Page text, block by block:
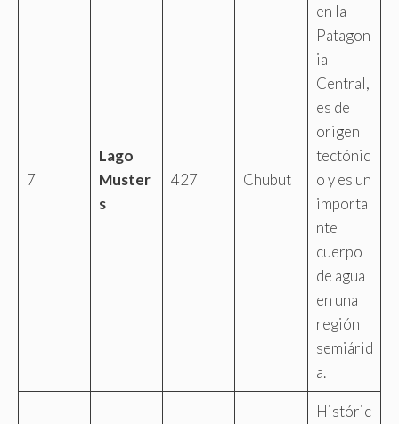
7
Lago
Muster
s
427 Chubut
en la
Patagon
ia
Central,
es de
origen
tectónic
o y es un
importa
nte
cuerpo
de agua
en una
región
semiárid
a.
Históric